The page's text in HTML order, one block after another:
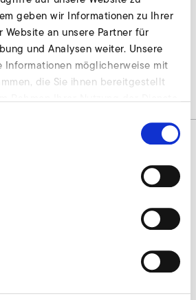
geben wir Informationen zu Ihrer
Website an unsere Partner für
und Analysen weiter. Unsere
Informationen möglicherweise mit
die Sie ihnen bereitgestellt
Varianten:
120 Hz
120 Hz
Omron MX2 und RX
und nach Bedarf. Unsere